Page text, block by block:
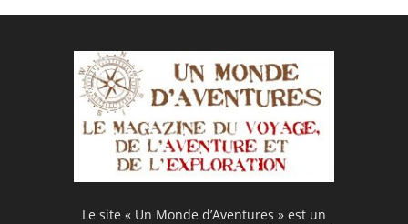
Le site « Un Monde d’Aventures » est un